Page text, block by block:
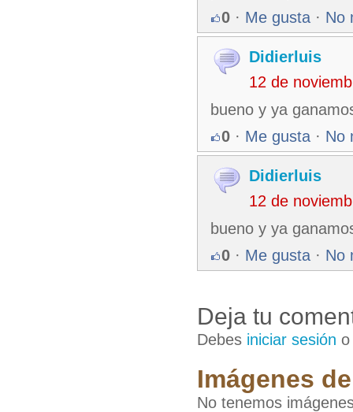
0 · Me gusta · No
Didierluis
12 de
bueno y ya
0 · Me gusta · No
Didierluis
12 de
bueno y ya
0 · Me gusta · No
Deja tu
Debes iniciar sesión
Imágenes
No tenemos